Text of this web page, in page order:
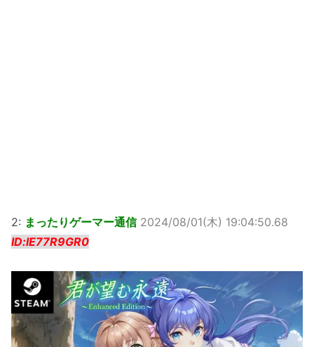
2: まったりゲーマー通信 2024/08/01(木) 19:04:50.68
ID:lE77R9GR0